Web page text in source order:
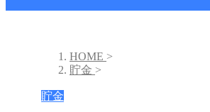
HOME >
貯金 >
貯金